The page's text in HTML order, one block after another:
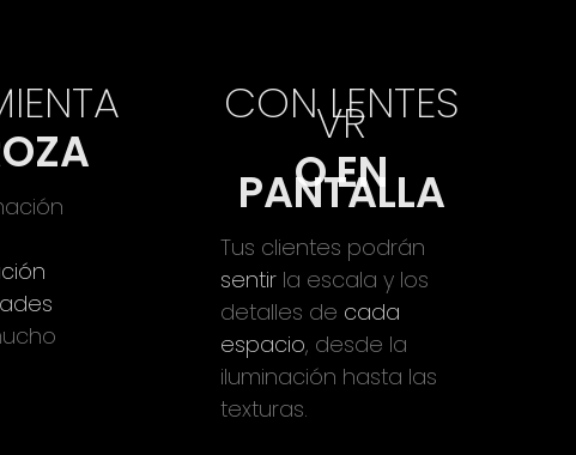
CON LENTES
VR
O EN
PANTALLA
Tus clientes podrán
sentir la escala y los
detalles de cada
espacio, desde la
iluminación hasta las
texturas.